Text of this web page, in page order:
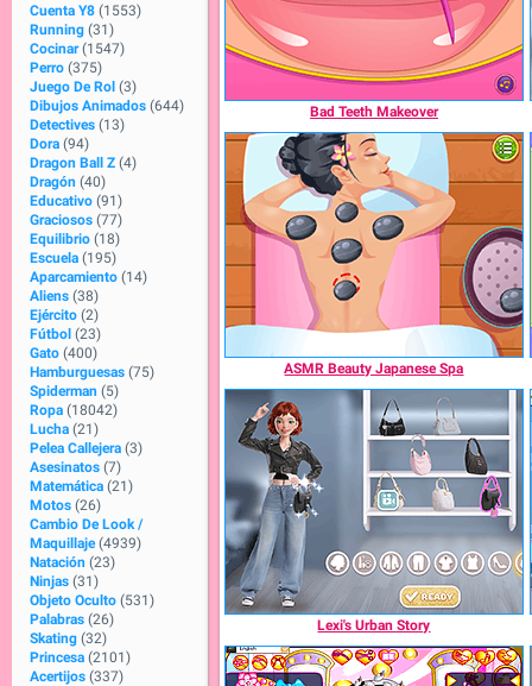
Cuenta Y8 (1553)
Running (31)
Cocinar (1547)
Perro (375)
Juego De Rol (3)
Dibujos Animados (644)
Detectives (13)
Dora (94)
Dragon Ball Z (4)
Dragón (40)
Educativo (91)
Graciosos (77)
Equilibrio (18)
Escuela (195)
Aparcamiento (14)
Aliens (38)
Ejército (2)
Fútbol (23)
Gato (400)
Hamburguesas (75)
Spiderman (5)
Ropa (18042)
Lucha (21)
Pelea Callejera (3)
Asesinatos (7)
Matemática (21)
Motos (26)
Cambio De Look /
Maquillaje (4939)
Natación (23)
Ninjas (31)
Objeto Oculto (531)
Palabras (26)
Skating (32)
Princesa (2101)
Acertijos (337)
Bad Teeth Makeover
ASMR Beauty Japanese Spa
Lexi's Urban Story